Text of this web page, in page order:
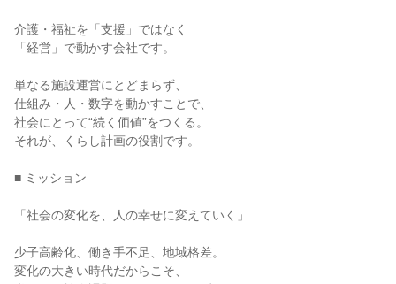
介護・福祉を「支援」ではなく
「経営」で動かす会社です。
単なる施設運営にとどまらず、
仕組み・人・数字を動かすことで、
社会にとって“続く価値”をつくる。
それが、くらし計画の役割です。
■ ミッション
「社会の変化を、人の幸せに変えていく」
少子高齢化、働き手不足、地域格差。
変化の大きい時代だからこそ、